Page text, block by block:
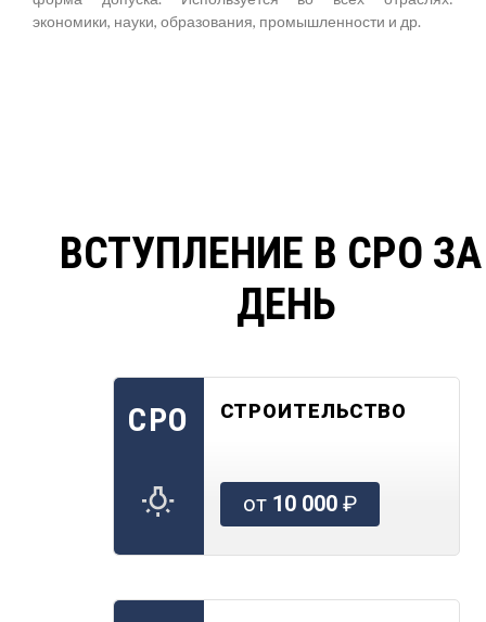
экономики, науки, образования, промышленности и др.
ВСТУПЛЕНИЕ В СРО
ДЕНЬ
СРО СТРОИТЕЛЬСТВО
от 10 000₽